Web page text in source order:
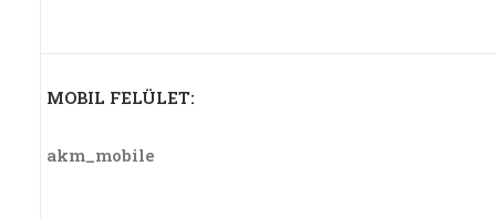
MOBIL FELÜLET:
akm_mobile